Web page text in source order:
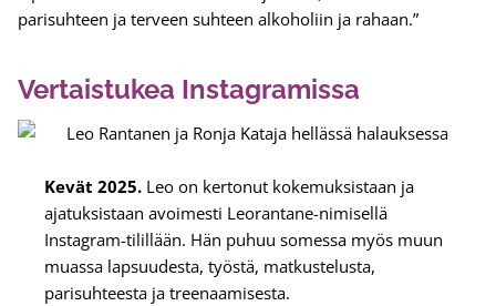
parisuhteen ja terveen suhteen alkoholiin ja rahaan.”
Vertaistukea Instagramissa
Kevät 2025. Leo on kertonut kokemuksistaan ja
ajatuksistaan avoimesti Leorantane-nimisellä
Instagram-tilillään. Hän puhuu somessa myös muun
muassa lapsuudesta, työstä, matkustelusta,
parisuhteesta ja treenaamisesta.